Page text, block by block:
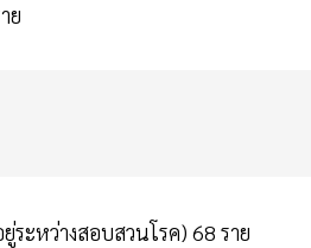
ย
ะหว่างสอบสวนโรค) 68 ราย